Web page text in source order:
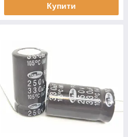
Купити